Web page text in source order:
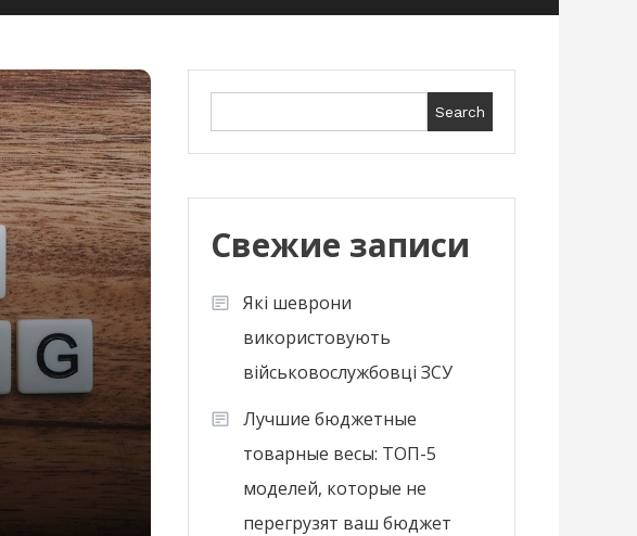
Search
Свежие записи
Які шеврони
використовують
військовослужбовці ЗСУ
Лучшие бюджетные
товарные весы: ТОП-5
моделей, которые не
перегрузят ваш бюджет